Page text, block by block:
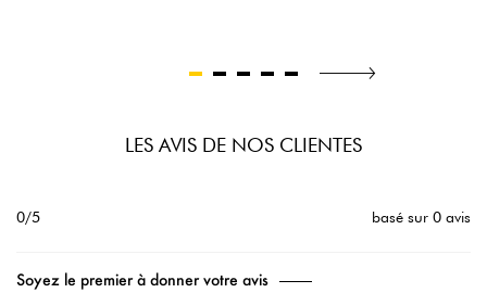
LES AVIS DE NOS CLIENTES
0/5 basé sur 0 avis
Soyez le premier à donner votre avis